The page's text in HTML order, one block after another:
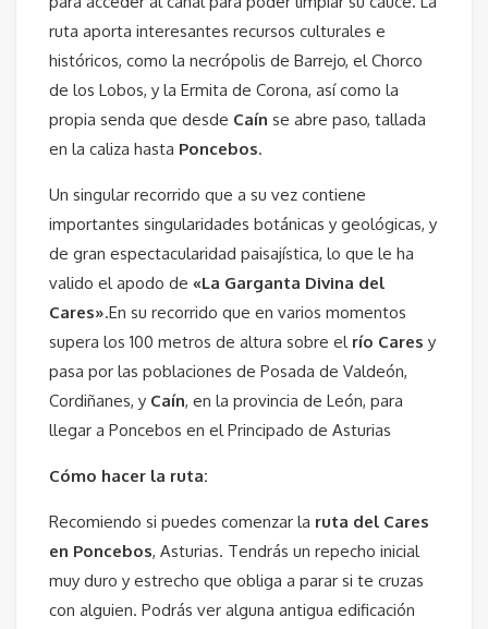
ruta aporta interesantes recursos culturales e
históricos, como la necrópolis de Barrejo, el Chorco
de los Lobos, y la Ermita de Corona, así como la
propia senda que desde Caín se abre paso, tallada
en la caliza hasta Poncebos.
Un singular recorrido que a su vez contiene
importantes singularidades botánicas y geológicas, y
de gran espectacularidad paisajística, lo que le ha
valido el apodo de «La Garganta Divina del
Cares».En su recorrido que en varios momentos
supera los 100 metros de altura sobre el río Cares y
pasa por las poblaciones de Posada de Valdeón,
Cordiñanes, y Caín, en la provincia de León, para
llegar a Poncebos en el Principado de Asturias
Cómo hacer la ruta:
Recomiendo si puedes comenzar la ruta del Cares
en Poncebos, Asturias. Tendrás un repecho inicial
muy duro y estrecho que obliga a parar si te cruzas
con alguien. Podrás ver alguna antigua edificación